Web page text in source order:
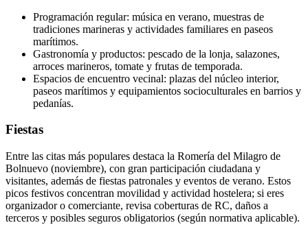
Programación regular: música en verano, muestras de
tradiciones marineras y actividades familiares en paseos
marítimos.
Gastronomía y productos: pescado de la lonja, salazones,
arroces marineros, tomate y frutas de temporada.
Espacios de encuentro vecinal: plazas del núcleo interior,
paseos marítimos y equipamientos socioculturales en barrios y
pedanías.
Fiestas
Entre las citas más populares destaca la Romería del Milagro de
Bolnuevo (noviembre), con gran participación ciudadana y
visitantes, además de fiestas patronales y eventos de verano. Estos
picos festivos concentran movilidad y actividad hostelera; si eres
organizador o comerciante, revisa coberturas de RC, daños a
terceros y posibles seguros obligatorios (según normativa aplicable).